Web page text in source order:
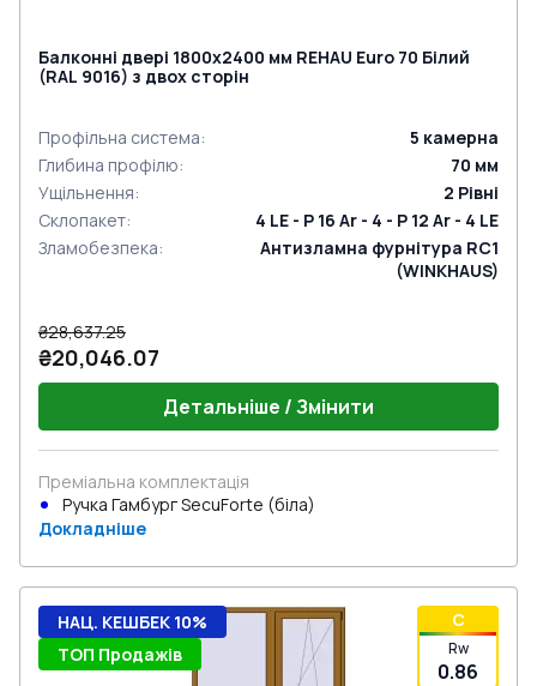
Балконні двері 1800x2400 мм REHAU Euro 70 Білий
(RAL 9016) з двох сторін
Профільна система: 5 камерна
Глибина профілю: 70 мм
Ущільнення: 2 Рівні
Склопакет:
4 LE - P 16 Ar - 4 - P 12 Ar - 4 LE
Зламобезпека:
Антизламна фурнітура RC1
(WINKHAUS)
₴28,637.25
₴20,046.07
Детальніше / Змінити
Преміальна комплектація
Ручка Гамбург SecuForte (біла)
Докладніше
C
Rw
0.86
НАЦ. КЕШБЕК 10%
ТОП Продажів